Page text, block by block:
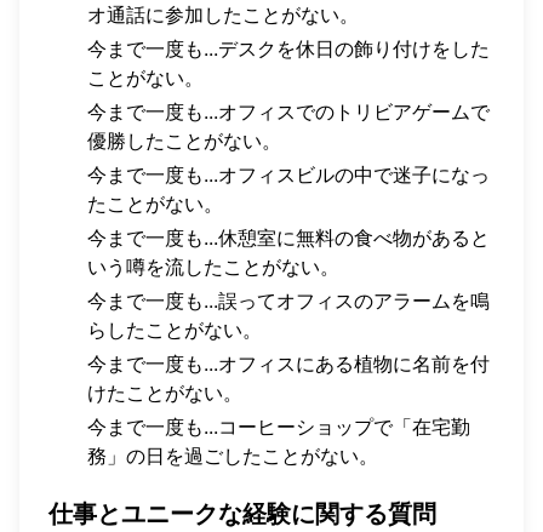
オ通話に参加したことがない。
今まで一度も...デスクを休日の飾り付けをした
ことがない。
今まで一度も...オフィスでのトリビアゲームで
優勝したことがない。
今まで一度も...オフィスビルの中で迷子になっ
たことがない。
今まで一度も...休憩室に無料の食べ物があると
いう噂を流したことがない。
今まで一度も...誤ってオフィスのアラームを鳴
らしたことがない。
今まで一度も...オフィスにある植物に名前を付
けたことがない。
今まで一度も...コーヒーショップで「在宅勤
務」の日を過ごしたことがない。
仕事とユニークな経験に関する質問